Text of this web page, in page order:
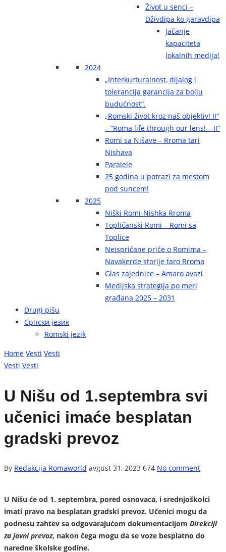
Život u senci –
Dživdipa ko garavdipa
Jačanje
kapaciteta
lokalnih medija!
2024
„Interkurturalnost, dijalog i
tolerancija garancija za bolju
budućnost“.
„Romski život kroz naš objektiv! II“
– “Roma life through our lens! – II”
Romi sa Nišave – Rroma tari
Nishava
Paralele
25 godina u potrazi za mestom
pod suncem!
2025
Niški Romi-Nishka Rroma
Topličanski Romi – Romi sa
Toplice
Neispričane priče o Romima –
Navakerde storije taro Rroma
Glas zajednice – Amaro avazi
Medijska strategija po meri
građana 2025 – 2031
Drugi pišu
Српски језик
Romski jezik
Home Vesti Vesti
Vesti Vesti
U Nišu od 1.septembra svi
učenici imaće besplatan
gradski prevoz
By Redakcija Romaworld avgust 31, 2023 674 No comment
U Nišu će od 1. septembra, pored osnovaca, i srednjoškolci
imati pravo na besplatan gradski prevoz. Učenici mogu da
podnesu zahtev sa odgovarajućom dokumentacijom Direkciji
za javni prevoz, nakon čega mogu da se voze besplatno do
naredne školske godine.